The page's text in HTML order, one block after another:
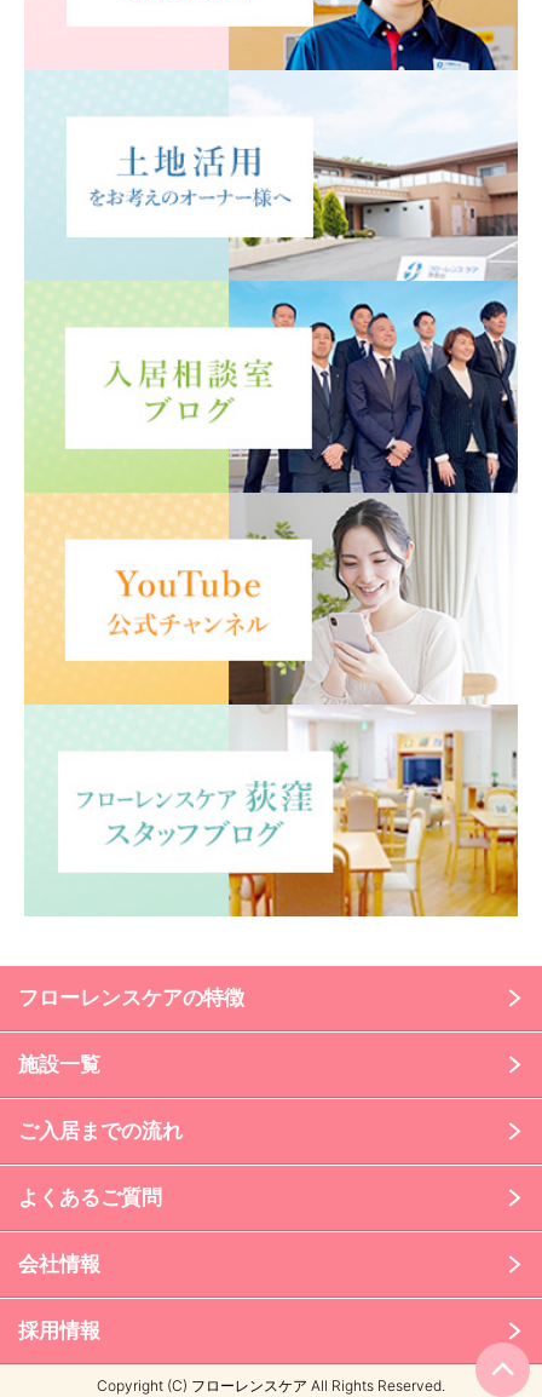
フローレンスケアの特徴
施設一覧
ご入居までの流れ
よくあるご質問
会社情報
採用情報
Copyright (C) フローレンスケア All Rights Reserved.